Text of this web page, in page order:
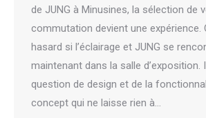
de JUNG à Minusines, la sélection de
commutation devient une expérience.
hasard si l’éclairage et JUNG se
maintenant dans la salle d’exposition.
question de design et de la
concept qui ne laisse rien à…